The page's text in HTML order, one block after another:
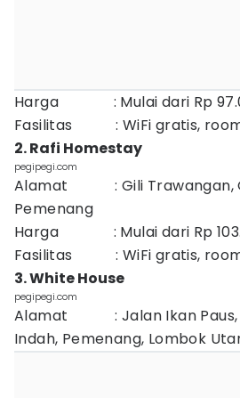
Harga : Mulai dari Rp
Fasilitas : WiFi gratis, room
2. Rafi Homestay
pegipegi.com
Alamat : Gili Trawangan,
Pemenang
Harga : Mulai dari Rp
Fasilitas : WiFi gratis, room
3. White House
pegipegi.com
Alamat : Jalan Ikan Paus,
Indah, Pemenang, Lombok